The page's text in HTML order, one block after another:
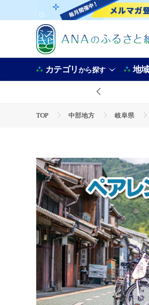
カテゴリから探す 地域
TOP 中部地方 岐阜県